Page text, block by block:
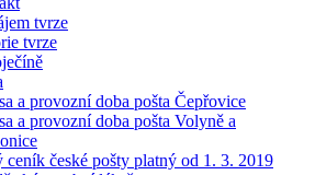
tvrze
tvrze
a provozní doba pošta Čepřovice
a provozní doba pošta Volyně a
ceník české pošty platný od 1. 3. 2019